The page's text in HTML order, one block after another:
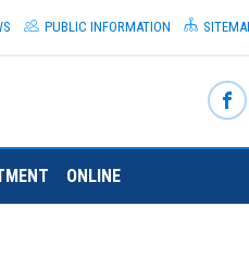
PUBLIC INFORMATION
ONLINE